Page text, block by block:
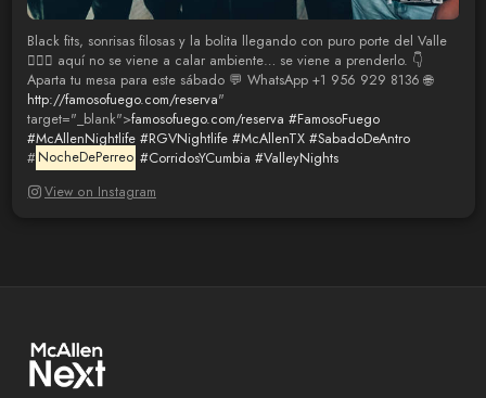
Black fits, sonrisas filosas y la bolita llegando con puro porte del Valle
😮‍💨🖤 aquí no se viene a calar ambiente… se viene a prenderlo. 👇
Aparta tu mesa para este sábado 💬 WhatsApp +1 956 929 8136 🌐
http://famosofuego.com/reserva"
target="_blank">famosofuego.com/reserva #FamosoFuego
#McAllenNightlife #RGVNightlife #McAllenTX #SabadoDeAntro
# NocheDePerreo #CorridosYCumbia #ValleyNights
View on Instagram